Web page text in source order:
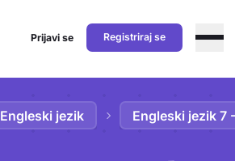
Prijavi se Registriraj se
Engleski jezik Engleski jezik 7